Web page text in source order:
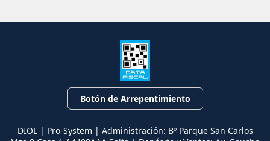
Botón de Arrepentimiento
DIOL | Pro-System | Administración: Bº Parque San Carlos